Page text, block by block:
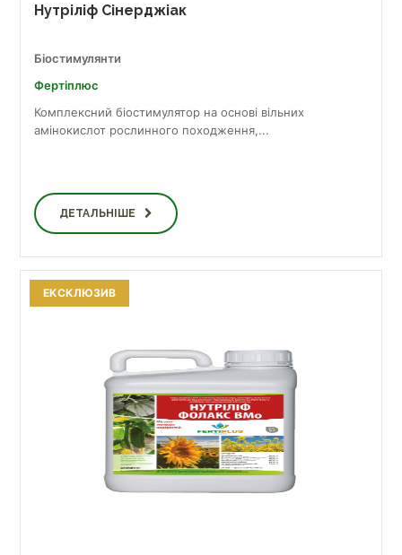
Нутріліф Сінерджіак
Біостимулянти
Фертіплюс
Комплексний біостимулятор на основі вільних
амінокислот рослинного походження,...
ДЕТАЛЬНІШЕ
ЕКСКЛЮЗИВ